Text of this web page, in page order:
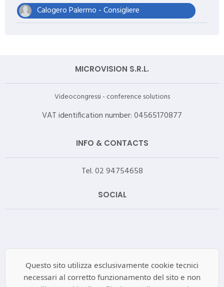
Calogero Palermo - Consigliere
MICROVISION S.R.L.
Videocongressi - conference solutions
VAT identification number: 04565170877
INFO & CONTACTS
Tel. 02 94754658
SOCIAL
Questo sito utilizza esclusivamente cookie tecnici
necessari al corretto funzionamento del sito e non